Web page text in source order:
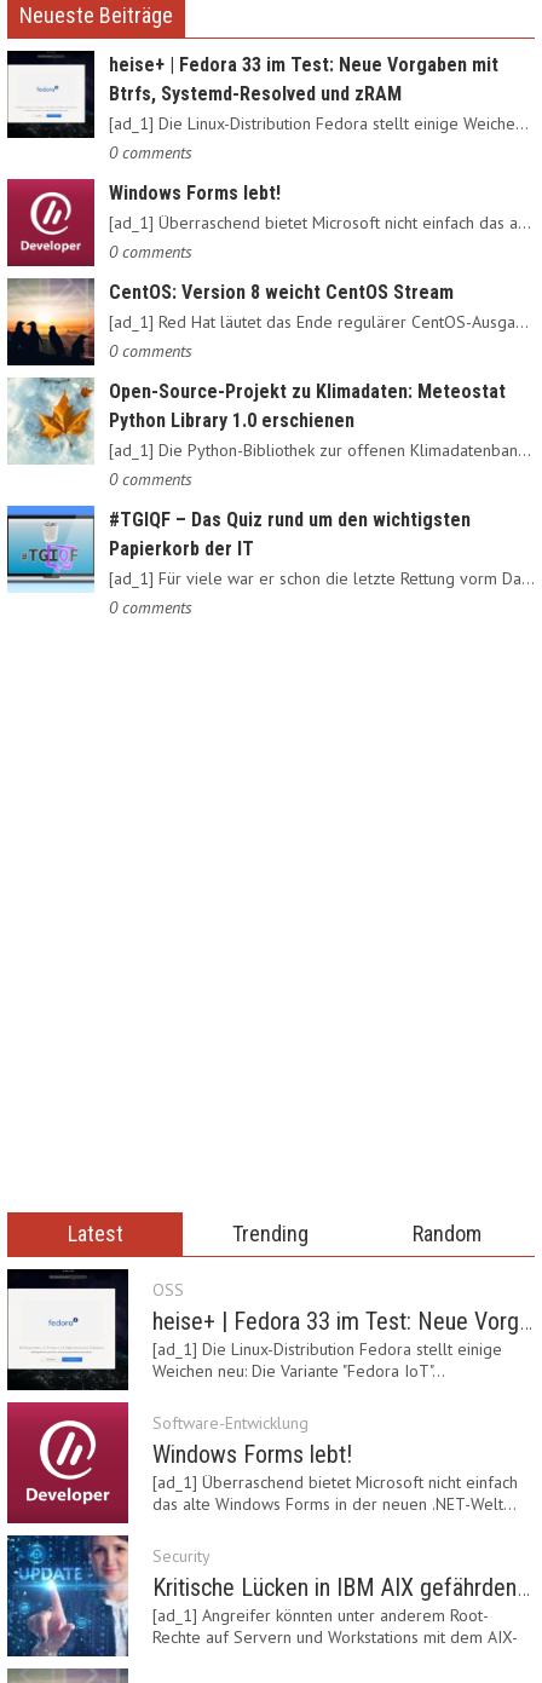
Neueste Beiträge
heise+ | Fedora 33 im Test: Neue Vorgaben mit
Btrfs, Systemd-Resolved und zRAM
[ad_1] Die Linux-Distribution Fedora stellt einige Weichen neu:…
0 comments
Windows Forms lebt!
[ad_1] Überraschend bietet Microsoft nicht einfach das alte…
0 comments
CentOS: Version 8 weicht CentOS Stream
[ad_1] Red Hat läutet das Ende regulärer CentOS-Ausgaben ein:…
0 comments
Open-Source-Projekt zu Klimadaten: Meteostat
Python Library 1.0 erschienen
[ad_1] Die Python-Bibliothek zur offenen Klimadatenbank Meteostat…
0 comments
#TGIQF – Das Quiz rund um den wichtigsten
Papierkorb der IT
[ad_1] Für viele war er schon die letzte Rettung vorm Daten-Nirvana:…
0 comments
Latest Trending Random
OSS
heise+ | Fedora 33 im Test: Neue Vorgaben mit Btrfs, Systemd-Resolved und zRAM
[ad_1] Die Linux-Distribution Fedora stellt einige
Weichen neu: Die Variante "Fedora IoT"…
Software-Entwicklung
Windows Forms lebt!
[ad_1] Überraschend bietet Microsoft nicht einfach
das alte Windows Forms in der neuen .NET-Welt…
Security
Kritische Lücken in IBM AIX gefährden Server
[ad_1] Angreifer könnten unter anderem Root-
Rechte auf Servern und Workstations mit dem AIX-